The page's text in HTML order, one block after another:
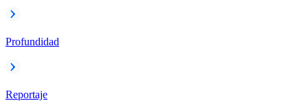
Profundidad
Reportaje